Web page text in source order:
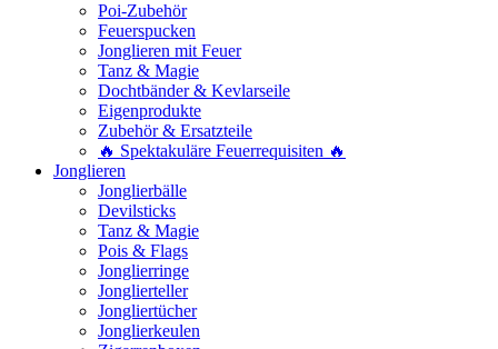
Poi-Zubehör
Feuerspucken
Jonglieren mit Feuer
Tanz & Magie
Dochtbänder & Kevlarseile
Eigenprodukte
Zubehör & Ersatzteile
🔥 Spektakuläre Feuerrequisiten 🔥
Jonglieren
Jonglierbälle
Devilsticks
Tanz & Magie
Pois & Flags
Jonglierringe
Jonglierteller
Jongliertücher
Jonglierkeulen